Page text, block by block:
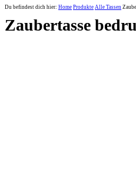
Du befindest dich hier: Home Produkte Alle Tassen
Zaubertasse